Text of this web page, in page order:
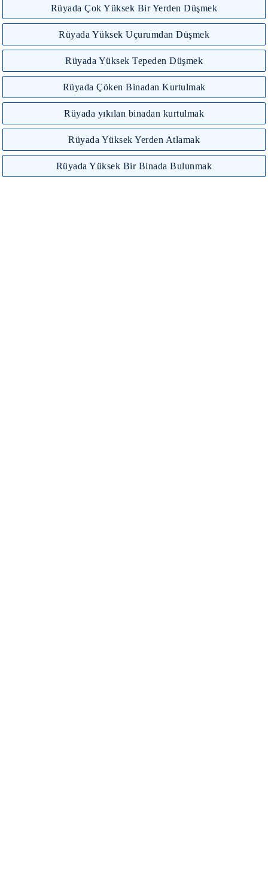
Rüyada Çok Yüksek Bir Yerden Düşmek
Rüyada Yüksek Uçurumdan Düşmek
Rüyada Yüksek Tepeden Düşmek
Rüyada Çöken Binadan Kurtulmak
Rüyada yıkılan binadan kurtulmak
Rüyada Yüksek Yerden Atlamak
Rüyada Yüksek Bir Binada Bulunmak